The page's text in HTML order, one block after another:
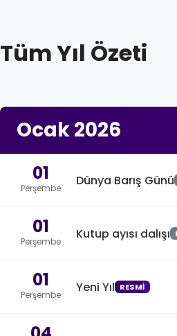
Tüm Yıl Özeti
Ocak 2026
01
Perşembe Dünya Barış Günü
01
Perşembe Kutup ayısı dalışı
01
Perşembe Yeni Yıl RESMI